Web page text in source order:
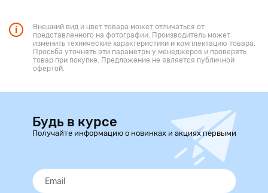
Внешний вид и цвет товара может отличаться от
представленного на фотографии. Производитель может
изменить технические характеристики и комплектацию товара.
Просьба уточнять эти параметры у менеджеров и проверять
товар при покупке. Предложение не является публичной
офертой.
Будь в курсе
Получайте информацию о новинках и акциях первыми